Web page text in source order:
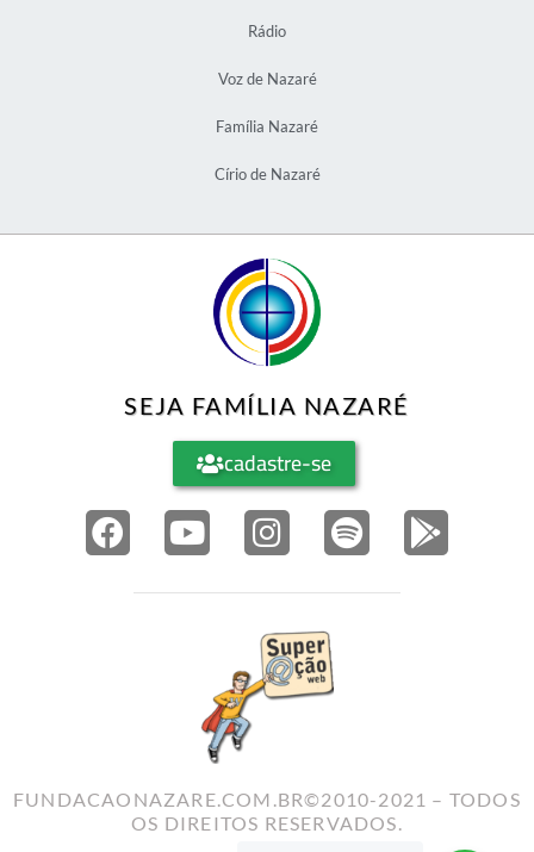
Rádio
Voz de Nazaré
Família Nazaré
Círio de Nazaré
SEJA FAMÍLIA NAZARÉ
cadastre-se
FUNDACAONAZARE.COM.BR©2010-2021 – TODOS
OS DIREITOS RESERVADOS.